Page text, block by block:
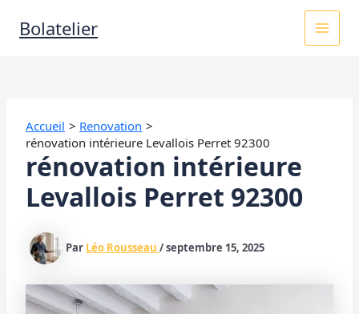
contenu
Bolatelier
MAIN
Accueil
Renovation
rénovation intérieure Levallois Perret 92300
rénovation intérieure
Levallois Perret 92300
Par Léo Rousseau/septembre 15, 2025